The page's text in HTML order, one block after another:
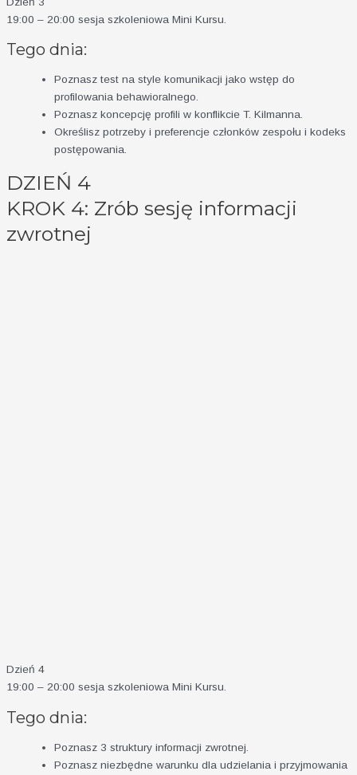
19:00 – 20:00 sesja szkoleniowa Mini Kursu
Tego dnia:
Poznasz test na style komunikacji jako wstęp do
profilowania behawioralnego.
Poznasz koncepcję profili w konflikcie T. Kilmanna.
Określisz potrzeby i preferencje członków zespołu i kodeks
postępowania.
DZIEŃ 4
KROK 4: Zrób sesję informacji
zwrotnej
Dzień 4
19:00 – 20:00 sesja szkoleniowa Mini Kursu.
Tego dnia:
Poznasz 3 struktury informacji zwrotnej.
Poznasz niezbędne warunku dla udzielania i przyjmowania